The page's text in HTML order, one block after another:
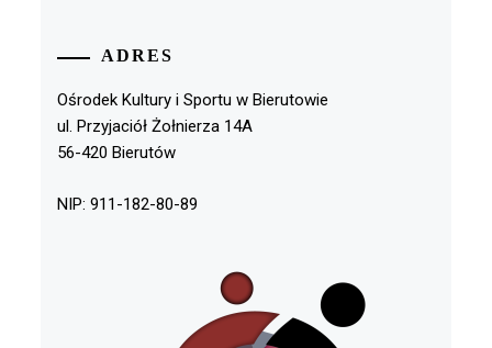
ADRES
Ośrodek Kultury i Sportu w Bierutowie
ul. Przyjaciół Żołnierza 14A
56-420 Bierutów
NIP: 911-182-80-89